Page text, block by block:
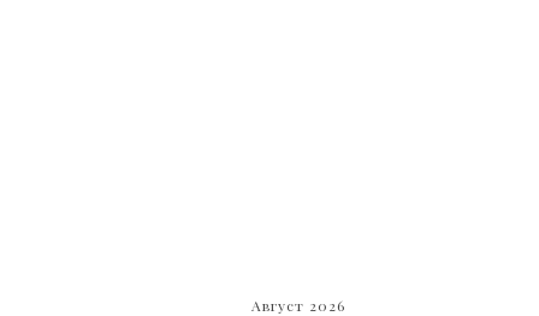
Август 2026